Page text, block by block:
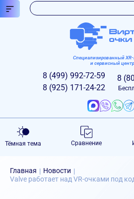
Специализированный XR-
и сервисный центр
8 (499) 992-72-59
8 (925) 171-24-22
8
Тёмная тема Сравнение
Главная | Новости |
Valve работает над VR-очками под